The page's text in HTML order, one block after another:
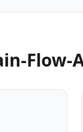
Flow-